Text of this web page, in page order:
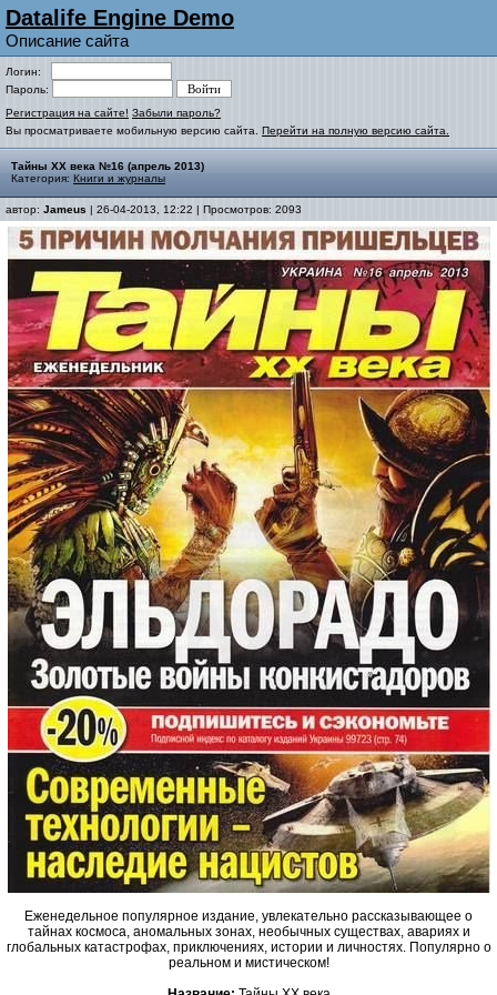
Datalife Engine Demo
Описание сайта
Логин:
Пароль:
Регистрация на сайте! Забыли пароль?
Вы просматриваете мобильную версию сайта. Перейти на полную версию сайта.
Тайны ХХ века №16 (апрель 2013)
Категория: Книги и журналы
автор: Jameus | 26-04-2013, 12:22 | Просмотров: 2093
Еженедельное популярное издание, увлекательно рассказывающее о
тайнах космоса, аномальных зонах, необычных существах, авариях и
глобальных катастрофах, приключениях, истории и личностях. Популярно о
реальном и мистическом!